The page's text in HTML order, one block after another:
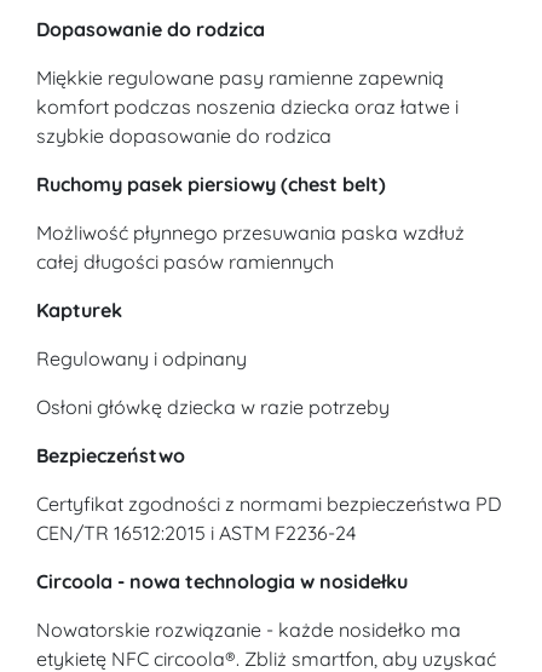
Dopasowanie do rodzica
Miękkie regulowane pasy ramienne zapewnią
komfort podczas noszenia dziecka oraz łatwe i
szybkie dopasowanie do rodzica
Ruchomy pasek piersiowy (chest belt)
Możliwość płynnego przesuwania paska wzdłuż
całej długości pasów ramiennych
Kapturek
Regulowany i odpinany
Osłoni główkę dziecka w razie potrzeby
Bezpieczeństwo
Certyfikat zgodności z normami bezpieczeństwa PD
CEN/TR 16512:2015 i ASTM F2236-24
Circoola - nowa technologia w nosidełku
Nowatorskie rozwiązanie - każde nosidełko ma
etykietę NFC circoola®. Zbliż smartfon, aby uzyskać